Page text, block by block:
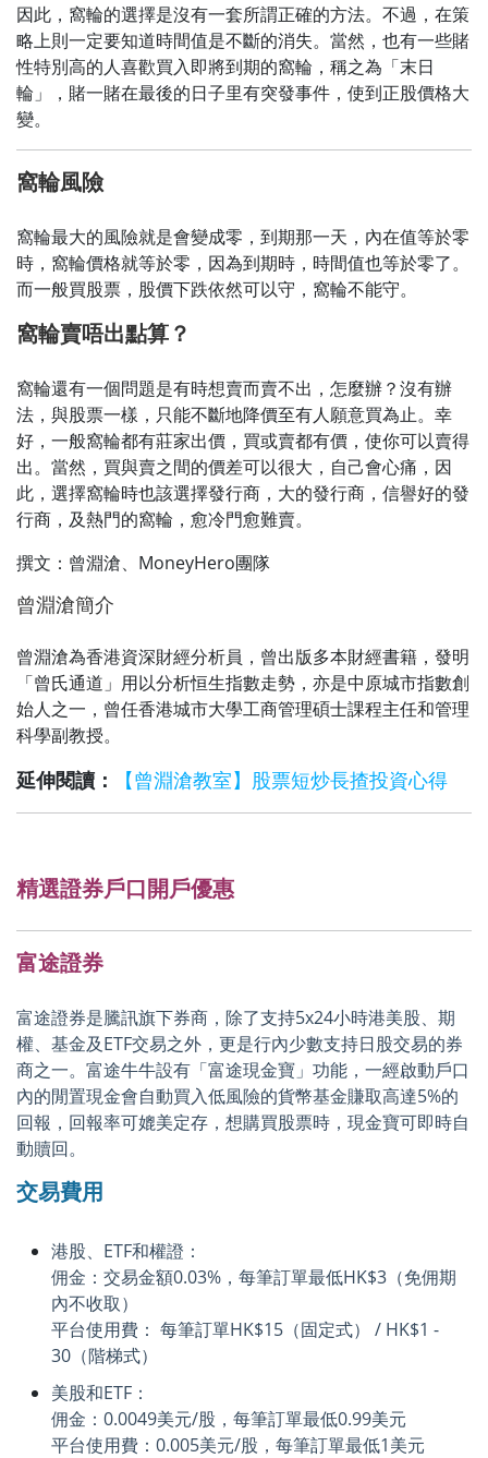
因此，窩輪的選擇是沒有一套所謂正確的方法。不過，在策
略上則一定要知道時間值是不斷的消失。當然，也有一些賭
性特別高的人喜歡買入即將到期的窩輪，稱之為「末日
輪」，賭一賭在最後的日子里有突發事件，使到正股價格大
變。
窩輪風險
窩輪最大的風險就是會變成零，到期那一天，內在值等於零
時，窩輪價格就等於零，因為到期時，時間值也等於零了。
而一般買股票，股價下跌依然可以守，窩輪不能守。
窩輪賣唔出點算？
窩輪還有一個問題是有時想賣而賣不出，怎麼辦？沒有辦
法，與股票一樣，只能不斷地降價至有人願意買為止。幸
好，一般窩輪都有莊家出價，買或賣都有價，使你可以賣得
出。當然，買與賣之間的價差可以很大，自己會心痛，因
此，選擇窩輪時也該選擇發行商，大的發行商，信譽好的發
行商，及熱門的窩輪，愈冷門愈難賣。
撰文：曾淵滄、MoneyHero團隊
曾淵滄簡介
曾淵滄為香港資深財經分析員，曾出版多本財經書籍，發明
「曾氏通道」用以分析恒生指數走勢，亦是中原城市指數創
始人之一，曾任香港城市大學工商管理碩士課程主任和管理
科學副教授。
延伸閱讀： 【曾淵滄教室】股票短炒長揸投資心得
精選證券戶口開戶優惠
富途證券
富途證券是騰訊旗下券商，除了支持5x24小時港美股、期
權、基金及ETF交易之外，更是行內少數支持日股交易的券
商之一。富途牛牛設有「富途現金寶」功能，一經啟動戶口
內的閒置現金會自動買入低風險的貨幣基金賺取高達5%的
回報，回報率可媲美定存，想購買股票時，現金寶可即時自
動贖回。
交易費用
港股、ETF和權證：
佣金：交易金額0.03%，每筆訂單最低HK$3（免佣期
內不收取）
平台使用費： 每筆訂單HK$15（固定式） / HK$1 -
30（階梯式）
美股和ETF：
佣金：0.0049美元/股，每筆訂單最低0.99美元
平台使用費：0.005美元/股，每筆訂單最低1美元